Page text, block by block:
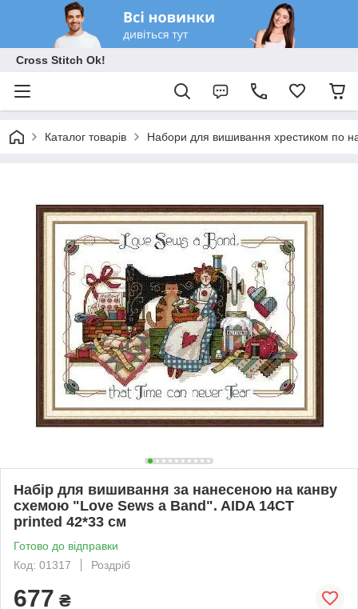
Cross Stitch Ok!
Каталог товарів Набори для вишивання хрестиком по
Набір для вишивання за нанесеною на канву
схемою "Love Sews a Band". AIDA 14CT
printed 42*33 см
Готово до відправки
Код: 01317
Роздріб
677 ₴